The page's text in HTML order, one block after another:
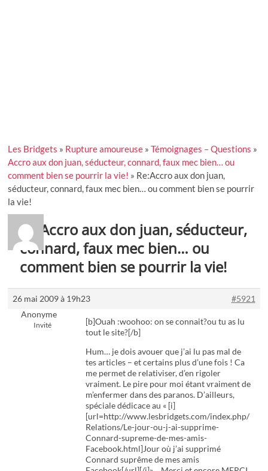
Les Bridgets » Rupture amoureuse »Témoignages – Questions »
Accro aux don juan, séducteur, connard, faux mec bien… ou
comment bien se pourrir la vie! » Re:Accro aux don juan,
séducteur, connard, faux mec bien… ou comment bien se pourrir
la vie!
Re:Accro aux don juan, séducteur,
connard, faux mec bien… ou
comment bien se pourrir la vie!
26 mai 2009 à 19h23
#5921
Anonyme
Invité
[b]Ouah :woohoo: on se connait?ou tu as lu
tout le site?[/b]
Hum… je dois avouer que j’ai lu pas mal de
tes articles – et certains plus d’une fois ! Ca
me permet de relativiser, d’en rigoler
vraiment. Le pire pour moi étant vraiment de
m’enfermer dans des paranos. D’ailleurs,
spéciale dédicace au « [i]
[url=http://www.lesbridgets.com/index.php/
Relations/Le-jour-ou-j-ai-supprime-
Connard-supreme-de-mes-amis-
Facebook.html]Jour où j’ai supprimé
Connard suprême de mes amis